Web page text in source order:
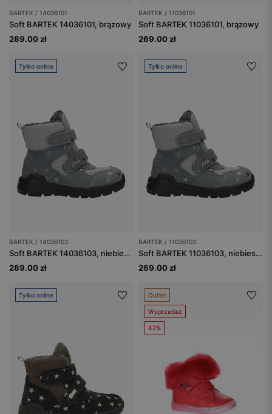
BARTEK / 14036101
Soft BARTEK 14036101, brązowy
289.00 zł
BARTEK / 11036101
Soft BARTEK 11036101, brązowy
269.00 zł
Tylko online
BARTEK / 14036103
Soft BARTEK 14036103, niebiesko-szary
289.00 zł
Tylko online
BARTEK / 11036103
Soft BARTEK 11036103, niebiesko-szary
269.00 zł
Tylko online Outlet
Wyprzedaż
42%